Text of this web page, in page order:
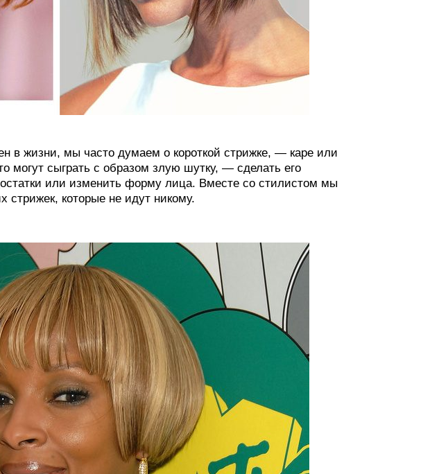
в жизни, мы часто думаем о короткой стрижке, — каре или
могут сыграть с образом злую шутку, — сделать его
или изменить форму лица. Вместе со стилистом мы
стрижек, которые не идут никому.